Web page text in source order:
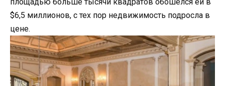
$6,5 миллионов, с тех пор недвижимость подросла в
цене.